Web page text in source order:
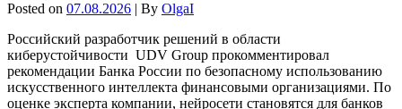
Posted on 07.08.2026 | By OlgaI
Российский разработчик решений в области
киберустойчивости UDV Group прокомментировал
рекомендации Банка России по безопасному использованию
искусственного интеллекта финансовыми организациями. По
оценке эксперта компании, нейросети становятся для банков